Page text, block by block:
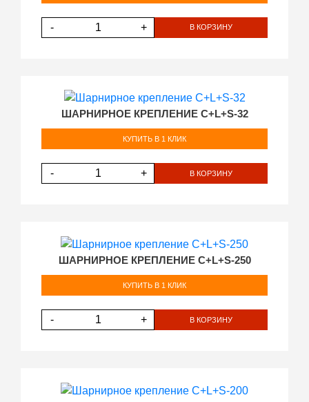
- + В КОРЗИНУ
ШАРНИРНОЕ КРЕПЛЕНИЕ C+L+S-32
КУПИТЬ В 1 КЛИК
- + В КОРЗИНУ
ШАРНИРНОЕ КРЕПЛЕНИЕ C+L+S-250
КУПИТЬ В 1 КЛИК
- + В КОРЗИНУ